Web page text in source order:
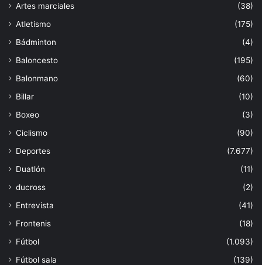
Artes marciales
(38)
Atletismo
(175)
Bádminton
(4)
Baloncesto
(195)
Balonmano
(60)
Billar
(10)
Boxeo
(3)
Ciclismo
(90)
Deportes
(7.677)
Duatlón
(11)
ducross
(2)
Entrevista
(41)
Frontenis
(18)
Fútbol
(1.093)
Fútbol sala
(139)